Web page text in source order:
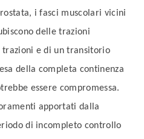
i fasci muscolari vicini
delle trazioni
trazioni e di un transitorio
della completa continenza
essere compromessa.
apportati dalla
di incompleto controllo